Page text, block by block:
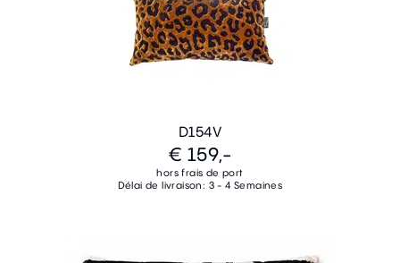
D154V
€ 159,-
hors frais de port
Délai de livraison: 3 - 4 Semaines